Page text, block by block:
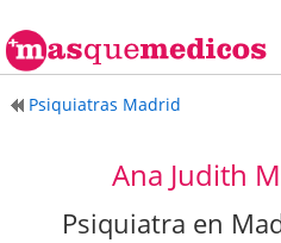
Psiquiatras Madrid
Ana Judith
Psiquiatra en